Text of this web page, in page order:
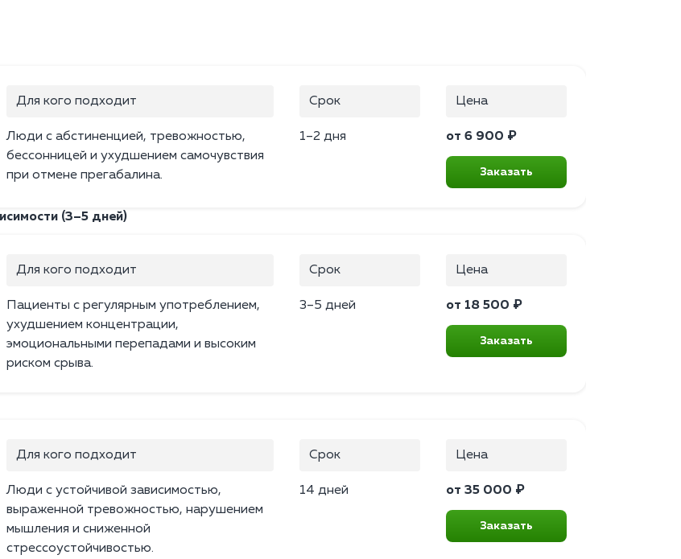
Для кого подходит
Люди с абстиненцией, тревожностью,
бессонницей и ухудшением самочувствия
при отмене прегабалина.
Срок
1–2 дня
Цена
от 6 900 ₽
Заказать
(3–5 дней)
Для кого подходит
Пациенты с регулярным употреблением,
ухудшением концентрации,
эмоциональными перепадами и высоким
риском срыва.
Срок
3–5 дней
Цена
от 18 500 ₽
Заказать
Для кого подходит
Люди с устойчивой зависимостью,
выраженной тревожностью, нарушением
мышления и сниженной
стрессоустойчивостью.
Срок
14 дней
Цена
от 35 000 ₽
Заказать